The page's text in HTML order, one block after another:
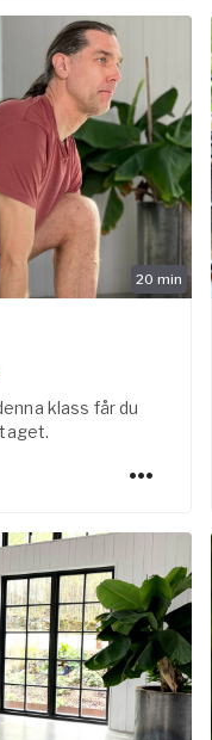
20 min
klass får du